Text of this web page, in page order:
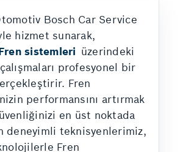
Bosch Car Service
hizmet sunarak,
sistemleri üzerindeki
profesyonel bir
Fren
performansını artırmak
en üst noktada
deneyimli teknisyenlerimiz,
Fren